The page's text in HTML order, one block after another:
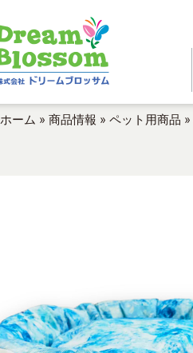
ホーム » 商品情報 » ペット用商品 »